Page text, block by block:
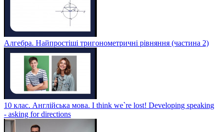
Алгебра. Найпростіші тригонометричні рівняння (частина 2)
10 клас. Англійська мова. I think we`re lost! Developing speaking
- asking for directions